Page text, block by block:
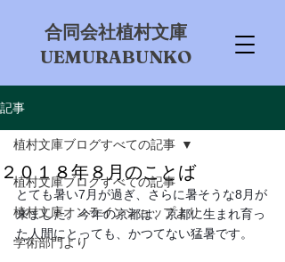
​合同会社植村文庫
UEMURABUNKO
記事
植村文庫ブログすべての記事
植村文庫オンラインショップより
学術部門より
植村文庫ブログすべての記事
２０１８年８月のことば
とても暑い7月が過ぎ、さらに暑そうな8月が
来ました。今年の京都は、京都に生まれ育っ
た人間にとっても、かつてない猛暑です。